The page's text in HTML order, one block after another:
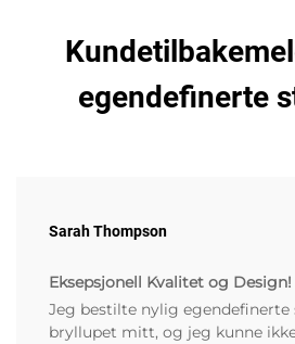
egendefinerte
Sarah Thompson
Eksepsjonell Kvalitet og Design!
Jeg bestilte nylig egendefinerte
bryllupet mitt, og jeg kunne